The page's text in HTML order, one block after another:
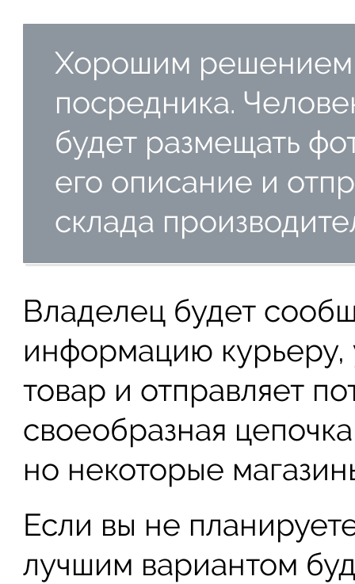
Хорошим решением
посредника.
будет размещать
его описание и
склада
Владелец будет
информацию курьеру,
товар и отправляет
своеобразная
но некоторые
Если вы не
лучшим вариантом